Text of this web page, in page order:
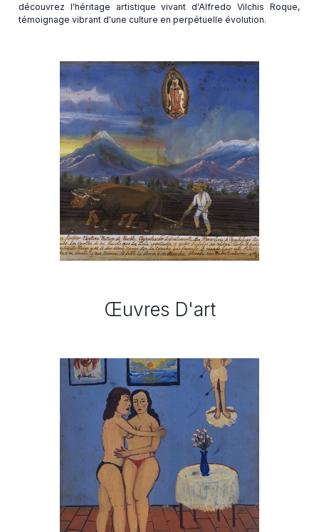
découvrez l'héritage artistique vivant d'Alfredo Vilchis Roque,
Œuvres D'art